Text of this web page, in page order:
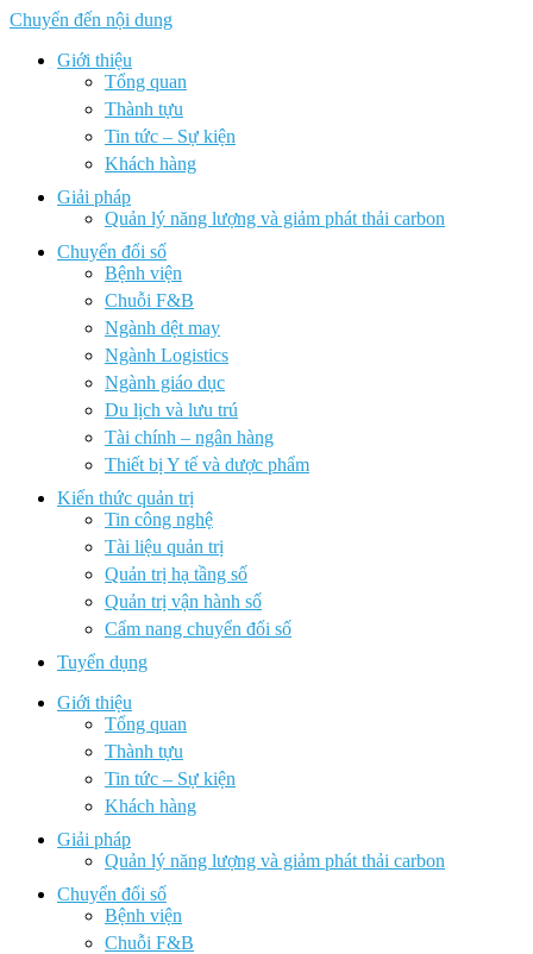
Chuyển đến nội dung
Giới thiệu
Tổng quan
Thành tựu
Tin tức – Sự kiện
Khách hàng
Giải pháp
Quản lý năng lượng và giảm phát thải carbon
Chuyển đổi số
Bệnh viện
Chuỗi F&B
Ngành dệt may
Ngành Logistics
Ngành giáo dục
Du lịch và lưu trú
Tài chính – ngân hàng
Thiết bị Y tế và dược phẩm
Kiến thức quản trị
Tin công nghệ
Tài liệu quản trị
Quản trị hạ tầng số
Quản trị vận hành số
Cẩm nang chuyển đổi số
Tuyển dụng
Giới thiệu
Tổng quan
Thành tựu
Tin tức – Sự kiện
Khách hàng
Giải pháp
Quản lý năng lượng và giảm phát thải carbon
Chuyển đổi số
Bệnh viện
Chuỗi F&B